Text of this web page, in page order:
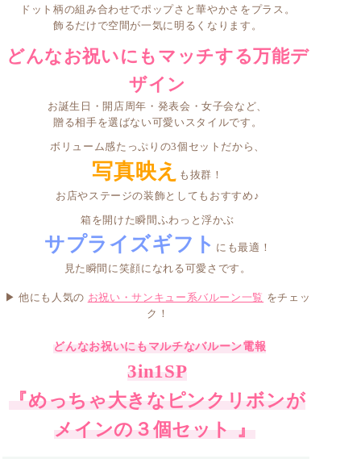
ドット柄の組み合わせでポップさと華やかさをプラス。
飾るだけで空間が一気に明るくなります。
どんなお祝いにもマッチする万能デ
ザイン
お誕生日・開店周年・発表会・女子会など、
贈る相手を選ばない可愛いスタイルです。
ボリューム感たっぷりの3個セット だから、
写真映え
も抜群！
お店やステージの装飾としてもおすすめ♪
箱を開けた瞬間ふわっと浮かぶ
サプライズギフト にも最適！
見た瞬間に笑顔になれる可愛さです。
▶ 他にも人気の お祝い・サンキュー系バルーン一覧 をチェッ
ク！
どんなお祝いにもマルチなバルーン電報
3in1SP
『めっちゃ大きなピンクリボンが
メインの３個セット 』